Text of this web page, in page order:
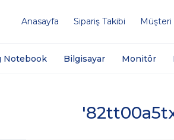
Anasayfa Sipariş Takibi
Notebook Bilgisayar Monitör